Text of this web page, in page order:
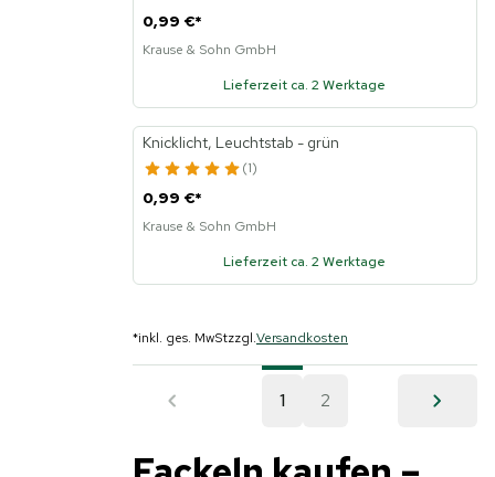
0,99 €*
Krause & Sohn GmbH
Lieferzeit ca. 2 Werktage
Knicklicht, Leuchtstab - grün
1
0,99 €*
Krause & Sohn GmbH
Lieferzeit ca. 2 Werktage
*inkl. ges. MwStzzgl.Versandkosten
1 2